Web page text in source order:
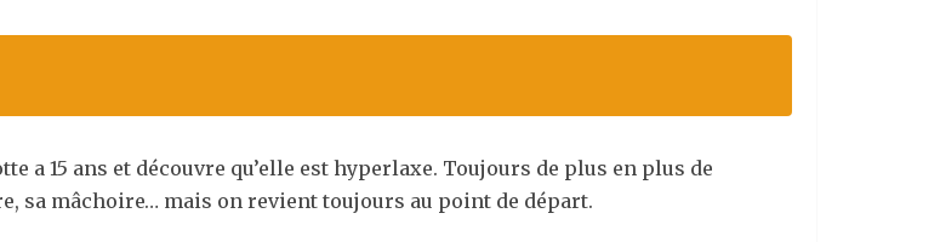
a 15 ans et découvre qu’elle est hyperlaxe. Toujours de plus en plus de
sa mâchoire… mais on revient toujours au point de départ.